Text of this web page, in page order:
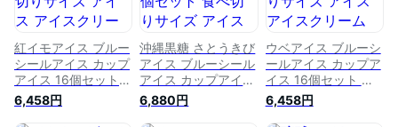
せグルメ お歳暮 ホ
ームパーティ コロナ
応援 沖縄
ーベット ホームパー
ティ コロナ 応援 自
宅で沖縄
んすこう ホームパー
ティ コロナ 応援 自
宅で沖縄 沖縄
紅イモアイス ブルー
シールアイス カップ
アイス 16個セット
食べ切りサイズ アイ
ス アイスクリーム
6,458円
沖縄黒糖 さとうきび
アイス ブルーシール
アイス カップアイス
16個セット 食べ切り
サイズ アイス アイ
6,880円
ウベアイス ブルーシ
ールアイス カップア
イス 16個セット 食
べ切りサイズ アイス
アイスクリーム 沖縄
6,458円